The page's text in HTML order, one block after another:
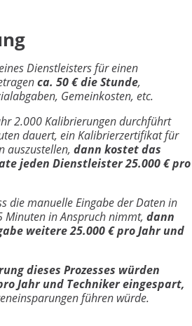
Dienstleisters für einen
ca. 50 € die Stunde,
Gemeinkosten, etc.
2.000 Kalibrierungen durchführt
dauert, ein Kalibrierzertifikat für
auszustellen, dann kostet das
jeden Dienstleister 25.000 € pro
die manuelle Eingabe der Daten in
Minuten in Anspruch nimmt, dann
weitere 25.000 € pro Jahr und
dieses Prozesses würden
Jahr und Techniker eingespart,
führen würde.